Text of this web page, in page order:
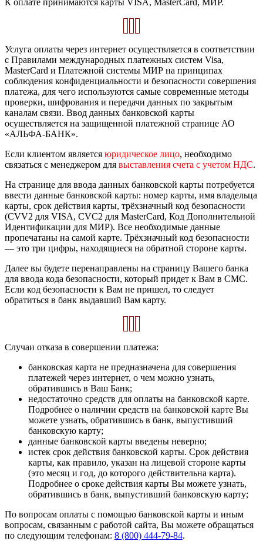
К оплате принимаются карты VISA, MasterCard, МИР.
Услуга оплаты через интернет осуществляется в соответствии
с Правилами международных платежных систем Visa,
MasterCard и Платежной системы МИР на принципах
соблюдения конфиденциальности и безопасности совершения
платежа, для чего используются самые современные методы
проверки, шифрования и передачи данных по закрытым
каналам связи. Ввод данных банковской карты
осуществляется на защищенной платежной странице АО
«АЛЬФА-БАНК».
Если клиентом является юридическое лицо, необходимо
связаться с менеджером для выставления счета с учетом НДС.
На странице для ввода данных банковской карты потребуется
ввести данные банковской карты: номер карты, имя владельца
карты, срок действия карты, трёхзначный код безопасности
(CVV2 для VISA, CVC2 для MasterCard, Код Дополнительной
Идентификации для МИР). Все необходимые данные
пропечатаны на самой карте. Трёхзначный код безопасности
— это три цифры, находящиеся на обратной стороне карты.
Далее вы будете перенаправлены на страницу Вашего банка
для ввода кода безопасности, который придет к Вам в СМС.
Если код безопасности к Вам не пришел, то следует
обратиться в банк выдавший Вам карту.
Случаи отказа в совершении платежа:
банковская карта не предназначена для совершения
платежей через интернет, о чем можно узнать,
обратившись в Ваш Банк;
недостаточно средств для оплаты на банковской карте.
Подробнее о наличии средств на банковской карте Вы
можете узнать, обратившись в банк, выпустивший
банковскую карту;
данные банковской карты введены неверно;
истек срок действия банковской карты. Срок действия
карты, как правило, указан на лицевой стороне карты
(это месяц и год, до которого действительна карта).
Подробнее о сроке действия карты Вы можете узнать,
обратившись в банк, выпустивший банковскую карту;
По вопросам оплаты с помощью банковской карты и иным
вопросам, связанным с работой сайта, Вы можете обращаться
по следующим телефонам: 8 (800) 444-79-84.